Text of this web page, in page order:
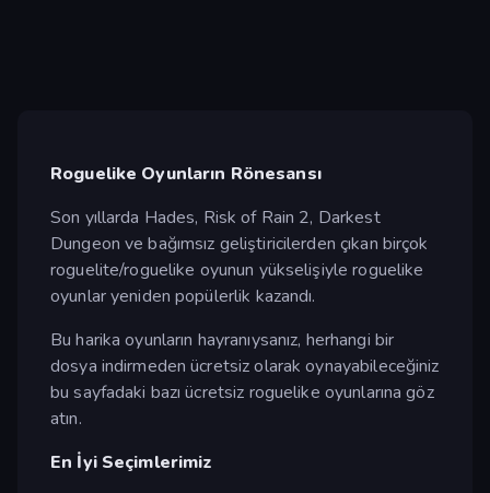
Roguelike Oyunların Rönesansı
Son yıllarda Hades, Risk of Rain 2, Darkest
Dungeon ve bağımsız geliştiricilerden çıkan birçok
roguelite/roguelike oyunun yükselişiyle roguelike
oyunlar yeniden popülerlik kazandı.
Bu harika oyunların hayranıysanız, herhangi bir
dosya indirmeden ücretsiz olarak oynayabileceğiniz
bu sayfadaki bazı ücretsiz roguelike oyunlarına göz
atın.
En İyi Seçimlerimiz